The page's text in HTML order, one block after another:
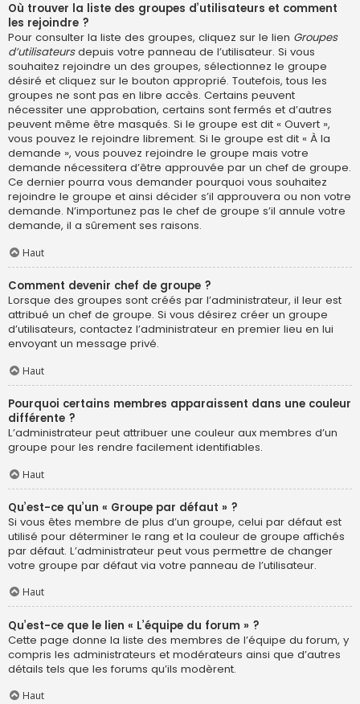
Où trouver la liste des groupes d’utilisateurs et comment
les rejoindre ?
Pour consulter la liste des groupes, cliquez sur le lien Groupes
d’utilisateursdepuis votre panneau de l’utilisateur. Si vous
souhaitez rejoindre un des groupes, sélectionnez le groupe
désiré et cliquez sur le bouton approprié. Toutefois, tous les
groupes ne sont pas en libre accès. Certains peuvent
nécessiter une approbation, certains sont fermés et d’autres
peuvent même être masqués. Si le groupe est dit « Ouvert »,
vous pouvez le rejoindre librement. Si le groupe est dit « À la
demande », vous pouvez rejoindre le groupe mais votre
demande nécessitera d’être approuvée par un chef de groupe.
Ce dernier pourra vous demander pourquoi vous souhaitez
rejoindre le groupe et ainsi décider s’il approuvera ou non votre
demande. N’importunez pas le chef de groupe s’il annule votre
demande, il a sûrement ses raisons.
Haut
Comment devenir chef de groupe ?
Lorsque des groupes sont créés par l’administrateur, il leur est
attribué un chef de groupe. Si vous désirez créer un groupe
d’utilisateurs, contactez l’administrateur en premier lieu en lui
envoyant un message privé.
Haut
Pourquoi certains membres apparaissent dans une couleur
différente ?
L’administrateur peut attribuer une couleur aux membres d’un
groupe pour les rendre facilement identifiables.
Haut
Qu’est-ce qu’un « Groupe par défaut » ?
Si vous êtes membre de plus d’un groupe, celui par défaut est
utilisé pour déterminer le rang et la couleur de groupe affichés
par défaut. L’administrateur peut vous permettre de changer
votre groupe par défaut via votre panneau de l’utilisateur.
Haut
Qu’est-ce que le lien « L’équipe du forum » ?
Cette page donne la liste des membres de l’équipe du forum, y
compris les administrateurs et modérateurs ainsi que d’autres
détails tels que les forums qu’ils modèrent.
Haut